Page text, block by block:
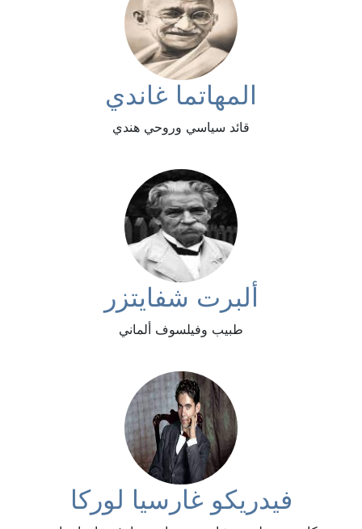
المهاتما غاندي
قائد سياسي وروحي هندي
ألبرت شفايتزر
طبيب وفيلسوف ألماني
فيدريكو غارسيا لوركا